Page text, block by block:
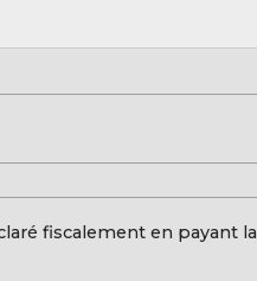
fiscalement en payant la